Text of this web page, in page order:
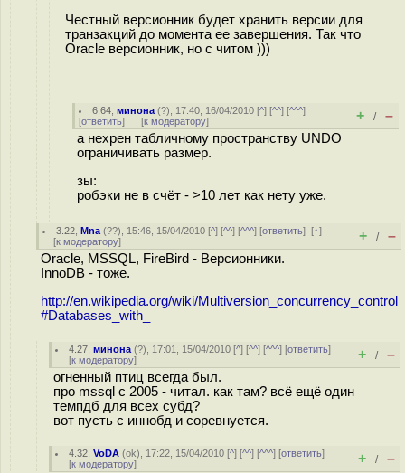
Честный версионник будет хранить версии для
транзакций до момента ее завершения. Так что
Oracle версионник, но с читом )))
6.64 ,минона (?), 17:40, 16/04/2010 [^] [^^] [^^^]
[ответить] [к модератору] + / –
а нехрен табличному пространству UNDO
ограничивать размер.
зы:
робэки не в счёт - >10 лет как нету уже.
3.22 ,Mna (??), 15:46, 15/04/2010 [^] [^^] [^^^] [ответить][↑]
[к модератору] + / –
Oracle, MSSQL, FireBird - Версионники.
InnoDB - тоже.
http://en.wikipedia.org/wiki/Multiversion_concurrency_control
#Databases_with_
4.27 ,минона (?), 17:01, 15/04/2010 [^] [^^] [^^^] [ответить]
[к модератору] + / –
огненный птиц всегда был.
про mssql с 2005 - читал. как там? всё ещё один
темпдб для всех субд?
вот пусть с иннобд и соревнуется.
4.32 ,VoDA (ok), 17:22, 15/04/2010 [^] [^^] [^^^] [ответить]
[к модератору] + / –